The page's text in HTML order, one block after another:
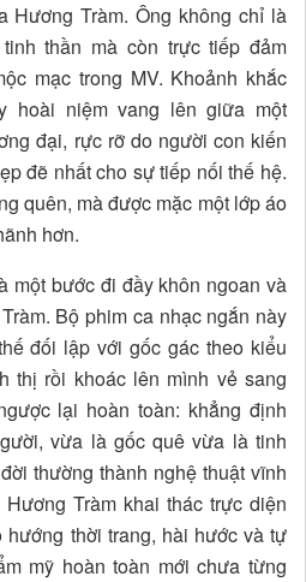
Hương Tràm. Ông không chỉ là
thần mà còn trực tiếp đảm
mạc trong MV. Khoảnh khắc
hoài niệm vang lên giữa một
đại, rực rỡ do người con kiến
đẽ nhất cho sự tiếp nối thế hệ.
quên, mà được mặc một lớp áo
hơn.
một bước đi đầy khôn ngoan và
Bộ phim ca nhạc ngắn này
đối lập với gốc gác theo kiểu
thị rồi khoác lên mình vẻ sang
lại hoàn toàn: khẳng định
vừa là gốc quê vừa là tinh
thường thành nghệ thuật vĩnh
Tràm khai thác trực diện
thời trang, hài hước và tự
mỹ hoàn toàn mới chưa từng